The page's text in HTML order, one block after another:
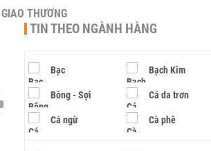
GIAO THƯƠNG
TIN THEO NGÀNH HÀNG
Bạc Bạch Kim
Bông - Sợi Cá da trơn
Cá ngừ Cà phê